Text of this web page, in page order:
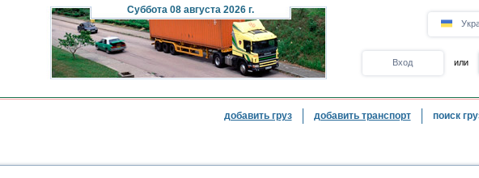
Суббота08 августа 2026 г.
Вход или
добавить груз добавить транспорт поиск